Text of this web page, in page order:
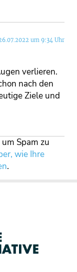
um 9:34 Uhr
verlieren.
nach den
Ziele und
Spam zu
wie Ihre
.